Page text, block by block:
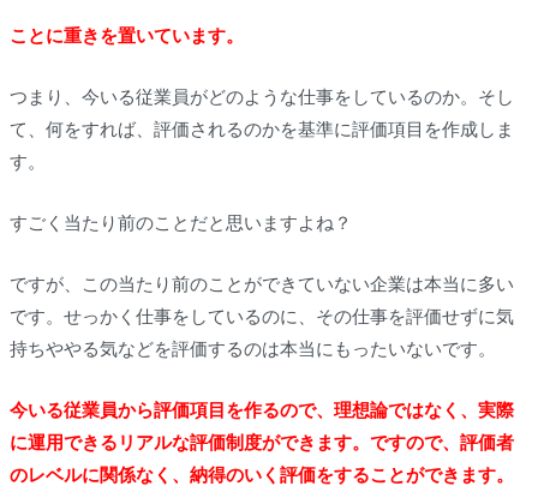
ことに重きを置いています。
つまり、今いる従業員がどのような仕事をしているのか。そし
て、何をすれば、評価されるのかを基準に評価項目を作成しま
す。
すごく当たり前のことだと思いますよね？
ですが、この当たり前のことができていない企業は本当に多い
です。せっかく仕事をしているのに、その仕事を評価せずに気
持ちややる気などを評価するのは本当にもったいないです。
今いる従業員から評価項目を作るので、理想論ではなく、実際
に運用できるリアルな評価制度ができます。ですので、 評価者
のレベルに関係なく、納得のいく評価をすることができます。